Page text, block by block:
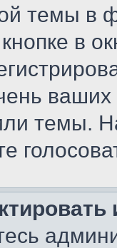
темы в
в
ваших
темы.